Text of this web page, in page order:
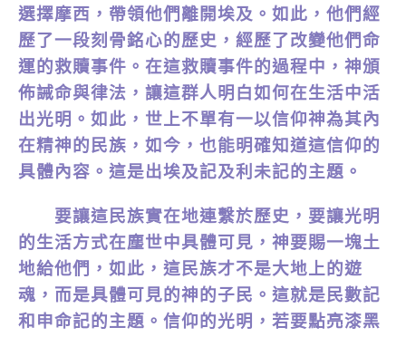
選擇摩西，帶領他們離開埃及。如此，他們經
歷了一段刻骨銘心的歷史，經歷了改變他們命
運的救贖事件。在這救贖事件的過程中，神頒
佈誡命與律法，讓這群人明白如何在生活中活
出光明。如此，世上不單有一以信仰神為其內
在精神的民族，如今，也能明確知道這信仰的
具體內容。這是出埃及記及利未記的主題。
要讓這民族實在地連繫於歷史，要讓光明
的生活方式在塵世中具體可見，神要賜一塊土
地給他們，如此，這民族才不是大地上的遊
魂，而是具體可見的神的子民。這就是民數記
和申命記的主題。信仰的光明，若要點亮漆黑